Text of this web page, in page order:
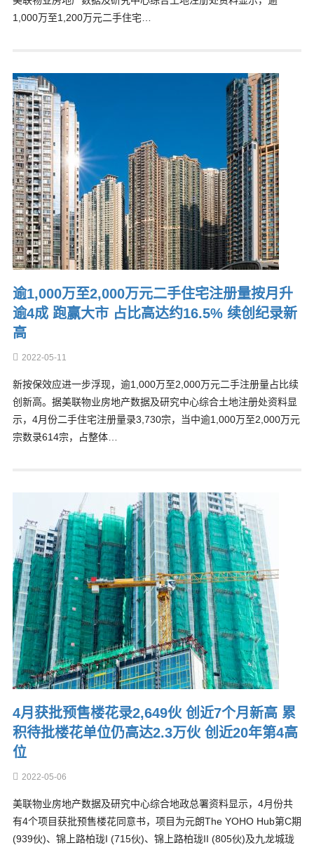
1,000万至1,200万元二手住宅…
逾1,000万至2,000万元二手住宅注册量按月升
逾4成 跑赢大市 占比高达约16.5% 续创纪录新
高
2022-05-11
新按保效应进一步浮现，逾1,000万至2,000万元二手注册量占比续
创新高。据美联物业房地产数据及研究中心综合土地注册处资料显
示，4月份二手住宅注册量录3,730宗，当中逾1,000万至2,000万元
宗数录614宗，占整体…
4月获批预售楼花录2,649伙 创近7个月新高 累
积待批楼花单位仍高达2.3万伙 创近20年第4高
位
2022-05-06
美联物业房地产数据及研究中心综合地政总署资料显示，4月份共
有4个项目获批预售楼花同意书，项目为元朗The YOHO Hub第C期
(939伙)、锦上路柏珑I (715伙)、锦上路柏珑II (805伙)及九龙城珑